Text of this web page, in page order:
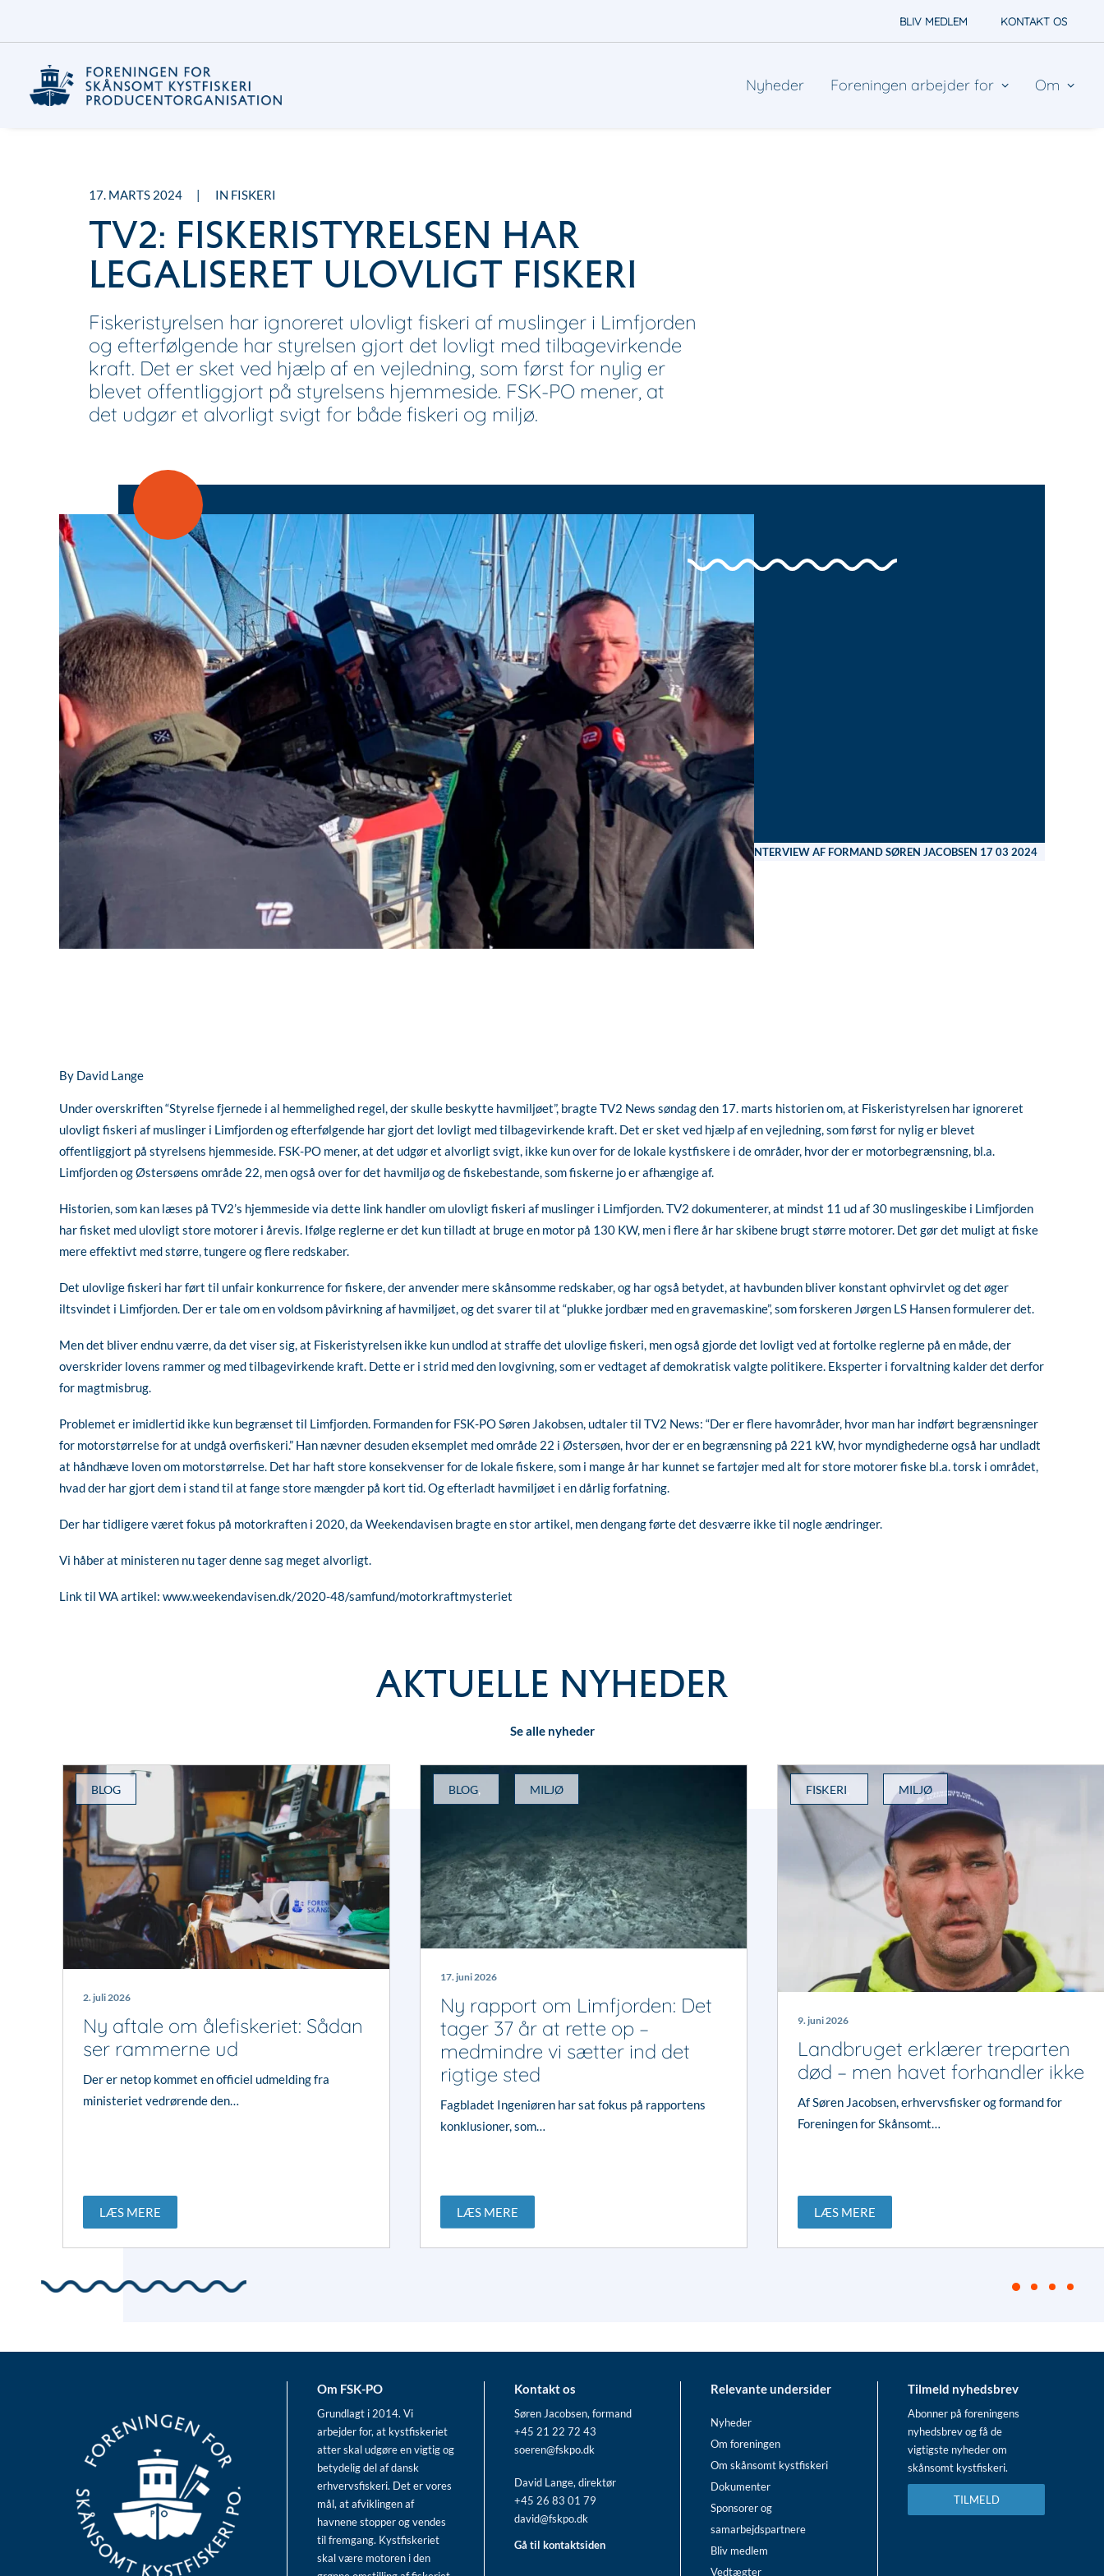
BLIV MEDLEM KONTAKT OS
Nyheder Foreningen arbejder for Om
17. MARTS 2024 | IN FISKERI
TV2: FISKERISTYRELSEN HAR
LEGALISERET ULOVLIGT FISKERI
Fiskeristyrelsen har ignoreret ulovligt fiskeri af muslinger i Limfjorden
og efterfølgende har styrelsen gjort det lovligt med tilbagevirkende
kraft. Det er sket ved hjælp af en vejledning, som først for nylig er
blevet offentliggjort på styrelsens hjemmeside. FSK-PO mener, at
det udgør et alvorligt svigt for både fiskeri og miljø.
BILLEDE AFTV2 INTERVIEW AF FORMAND SØREN JACOBSEN 17 03 2024
By David Lange
Under overskriften “Styrelse fjernede i al hemmelighed regel, der skulle beskytte havmiljøet”, bragte TV2 News søndag den 17. marts historien om, at Fiskeristyrelsen har ignoreret
ulovligt fiskeri af muslinger i Limfjorden og efterfølgende har gjort det lovligt med tilbagevirkende kraft. Det er sket ved hjælp af en vejledning, som først for nylig er blevet
offentliggjort på styrelsens hjemmeside. FSK-PO mener, at det udgør et alvorligt svigt, ikke kun over for de lokale kystfiskere i de områder, hvor der er motorbegrænsning, bl.a.
Limfjorden og Østersøens område 22, men også over for det havmiljø og de fiskebestande, som fiskerne jo er afhængige af.
Historien, som kan læses på TV2’s hjemmeside via dette link handler om ulovligt fiskeri af muslinger i Limfjorden. TV2 dokumenterer, at mindst 11 ud af 30 muslingeskibe i Limfjorden
har fisket med ulovligt store motorer i årevis. Ifølge reglerne er det kun tilladt at bruge en motor på 130 KW, men i flere år har skibene brugt større motorer. Det gør det muligt at fiske
mere effektivt med større, tungere og flere redskaber.
Det ulovlige fiskeri har ført til unfair konkurrence for fiskere, der anvender mere skånsomme redskaber, og har også betydet, at havbunden bliver konstant ophvirvlet og det øger
iltsvindet i Limfjorden. Der er tale om en voldsom påvirkning af havmiljøet, og det svarer til at “plukke jordbær med en gravemaskine”, som forskeren Jørgen LS Hansen formulerer det.
Men det bliver endnu værre, da det viser sig, at Fiskeristyrelsen ikke kun undlod at straffe det ulovlige fiskeri, men også gjorde det lovligt ved at fortolke reglerne på en måde, der
overskrider lovens rammer og med tilbagevirkende kraft. Dette er i strid med den lovgivning, som er vedtaget af demokratisk valgte politikere. Eksperter i forvaltning kalder det derfor
for magtmisbrug.
Problemet er imidlertid ikke kun begrænset til Limfjorden. Formanden for FSK-PO Søren Jakobsen, udtaler til TV2 News: “Der er flere havområder, hvor man har indført begrænsninger
for motorstørrelse for at undgå overfiskeri.” Han nævner desuden eksemplet med område 22 i Østersøen, hvor der er en begrænsning på 221 kW, hvor myndighederne også har undladt
at håndhæve loven om motorstørrelse. Det har haft store konsekvenser for de lokale fiskere, som i mange år har kunnet se fartøjer med alt for store motorer fiske bl.a. torsk i området,
hvad der har gjort dem i stand til at fange store mængder på kort tid. Og efterladt havmiljøet i en dårlig forfatning.
Der har tidligere været fokus på motorkraften i 2020, da Weekendavisen bragte en stor artikel, men dengang førte det desværre ikke til nogle ændringer.
Vi håber at ministeren nu tager denne sag meget alvorligt.
Link til WA artikel: www.weekendavisen.dk/2020-48/samfund/motorkraftmysteriet
AKTUELLE NYHEDER
Se alle nyheder
BLOG
2. juli 2026
Ny aftale om ålefiskeriet: Sådan
ser rammerne ud
Der er netop kommet en officiel udmelding fra
ministeriet vedrørende den…
LÆS MERE
BLOG, MILJØ
17. juni 2026
Ny rapport om Limfjorden: Det
tager 37 år at rette op –
medmindre vi sætter ind det
rigtige sted
Fagbladet Ingeniøren har sat fokus på rapportens
konklusioner, som…
LÆS MERE
FISKERI MILJØ
9. juni 2026
Landbruget erklærer treparten
død – men havet forhandler ikke
Af Søren Jacobsen, erhvervsfisker og formand for
Foreningen for Skånsomt…
LÆS MERE
Om FSK-PO
Grundlagt i 2014. Vi
arbejder for, at kystfiskeriet
atter skal udgøre en vigtig og
betydelig del af dansk
erhvervsfiskeri. Det er vores
mål, at afviklingen af
havnene stopper og vendes
til fremgang. Kystfiskeriet
skal være motoren i den
Kontakt os
Søren Jacobsen, formand
+45 21 22 72 43
soeren@fskpo.dk
David Lange, direktør
+45 26 83 01 79
david@fskpo.dk
Gå til kontaktsiden
Relevante undersider
Nyheder
Om foreningen
Om skånsomt kystfiskeri
Dokumenter
Sponsorer og
samarbejdspartnere
Bliv medlem
Vedtægter
Tilmeld nyhedsbrev
Abonner på foreningens
nyhedsbrev og få de
vigtigste nyheder om
skånsomt kystfiskeri.
TILMELD